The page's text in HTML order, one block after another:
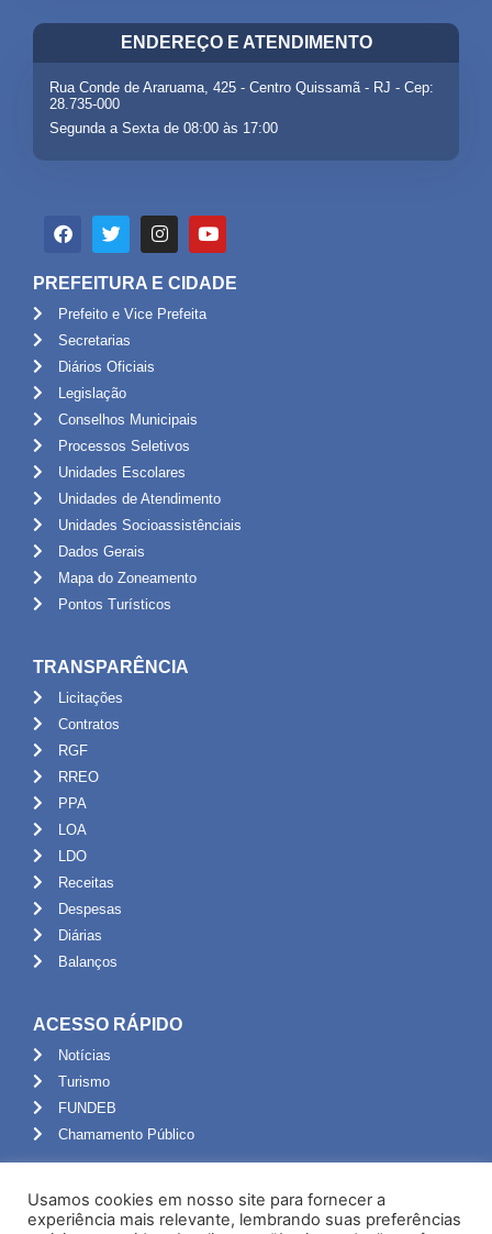
ENDEREÇO E ATENDIMENTO
Rua Conde de Araruama, 425 - Centro Quissamã - RJ - Cep:
28.735-000
Segunda a Sexta de 08:00 às 17:00
PREFEITURA E CIDADE
Prefeito e Vice Prefeita
Secretarias
Diários Oficiais
Legislação
Conselhos Municipais
Processos Seletivos
Unidades Escolares
Unidades de Atendimento
Unidades Socioassistênciais
Dados Gerais
Mapa do Zoneamento
Pontos Turísticos
TRANSPARÊNCIA
Licitações
Contratos
RGF
RREO
PPA
LOA
LDO
Receitas
Despesas
Diárias
Balanços
ACESSO RÁPIDO
Notícias
Turismo
FUNDEB
Chamamento Público
Portal do Servidor
Usamos cookies em nosso site para fornecer a
experiência mais relevante, lembrando suas preferências